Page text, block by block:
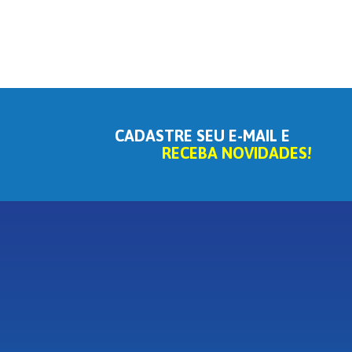
CADASTRE SEU E-MAIL E
RECEBA NOVIDADES!